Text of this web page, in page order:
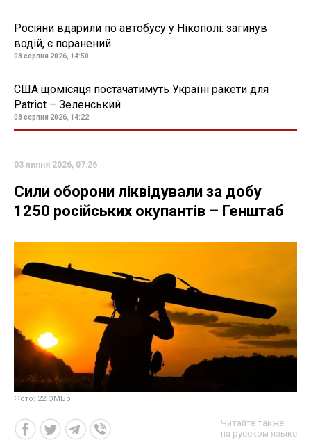
Росіяни вдарили по автобусу у Нікополі: загинув
водій, є поранений
08 серпня 2026, 14:50
США щомісяця постачатимуть Україні ракети для
Patriot – Зеленський
08 серпня 2026, 14:22
03 липня 2026, 07:26
Сили оборони ліквідували за добу
1250 російських окупантів – Генштаб
Фото: 22 ОМБр
Читайте также
на русском языке